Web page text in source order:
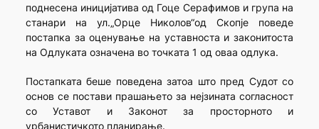
поднесена иницијатива од Гоце Серафимов и група на
станари на ул.„Орце Николов“од Скопје поведе
постапка за оценување на уставноста и законитоста
на Одлуката означена во точката 1 од оваа одлука.
Постапката беше поведена затоа што пред Судот со
основ се постави прашањето за нејзината согласност
со Уставот и Законот за просторното и
урбанистичкото планирање.